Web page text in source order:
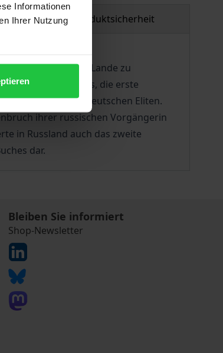
Informationen
Ihrer Nutzung
Produktsicherheit
im Lande zu
Staatsstreiches, die erste
konservativen deutschen Eliten.
ihrer russischen Vorgängerin
in Russland auch das zweite
dar.
Bleiben Sie informiert
Shop-Newsletter